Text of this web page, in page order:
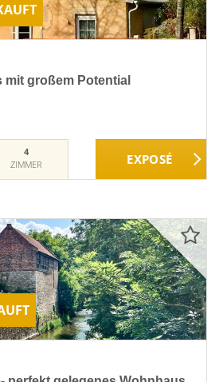
mit großem Potential
4
ZIMMER